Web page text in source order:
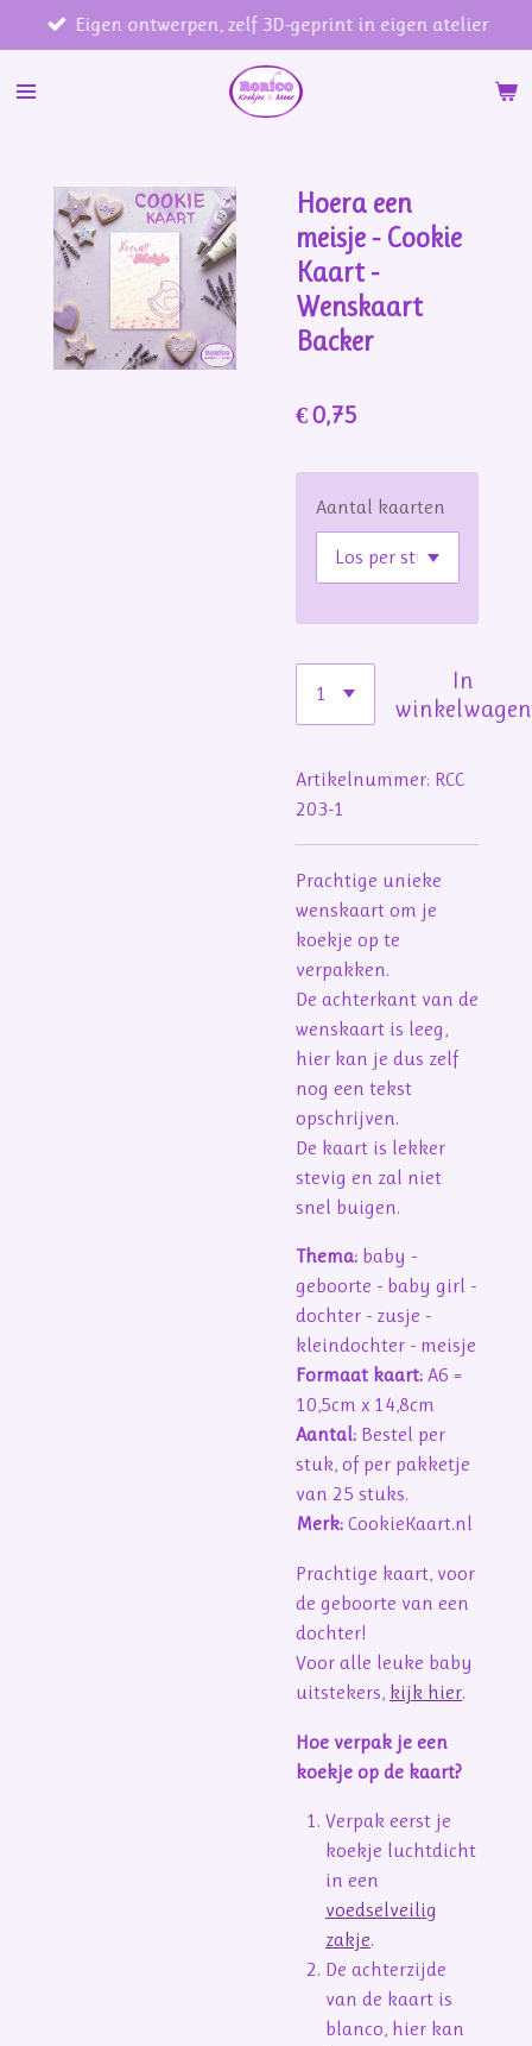
direct
naar
Eigen ontwerpen, zelf 3D-geprint in eigen atelier
Hoera een
meisje - Cookie
Kaart -
Wenskaart
Backer
€ 0,75
Aantal kaarten
In
winkelwagen
Artikelnummer: RCC
203-1
Prachtige unieke
wenskaart om je
koekje op te
verpakken.
De achterkant van de
wenskaart is leeg,
hier kan je dus zelf
nog een tekst
opschrijven.
De kaart is lekker
stevig en zal niet
snel buigen.
Thema: baby -
geboorte - baby girl -
dochter - zusje -
kleindochter - meisje
Formaat kaart: A6 =
10,5cm x 14,8cm
Aantal: Bestel per
stuk, of per pakketje
van 25 stuks.
Merk: CookieKaart.nl
Prachtige kaart, voor
de geboorte van een
dochter!
Voor alle leuke baby
uitstekers, kijk hier.
Hoe verpak je een
koekje op de kaart?
Verpak eerst je
koekje luchtdicht
in een
voedselveilig
zakje.
De achterzijde
van de kaart is
blanco, hier kan